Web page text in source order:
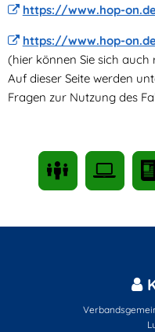
https://www.hop-
https://www.hop-
(hier können Sie sich auch
Auf dieser Seite werden
Fragen zur Nutzung des